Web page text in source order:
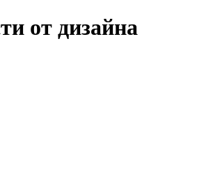
от дизайна